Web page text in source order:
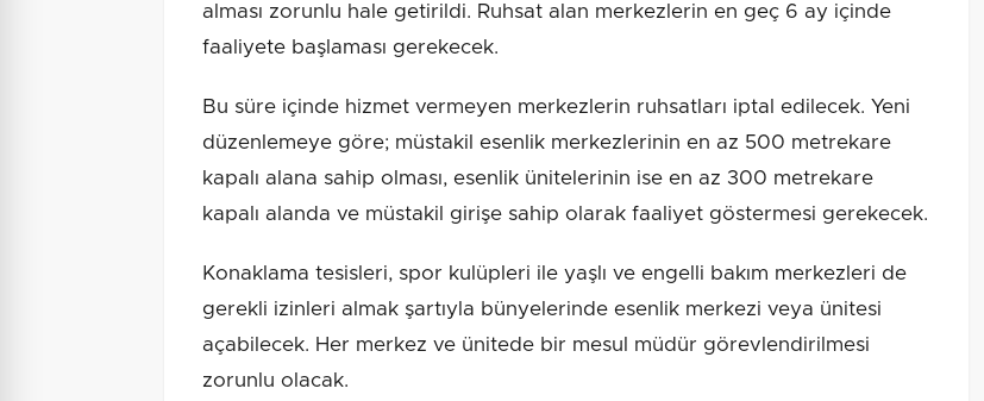
alması zorunlu hale getirildi. Ruhsat alan merkezlerin en geç 6 ay içinde
faaliyete başlaması gerekecek.
Bu süre içinde hizmet vermeyen merkezlerin ruhsatları iptal edilecek. Yeni
düzenlemeye göre; müstakil esenlik merkezlerinin en az 500 metrekare
kapalı alana sahip olması, esenlik ünitelerinin ise en az 300 metrekare
kapalı alanda ve müstakil girişe sahip olarak faaliyet göstermesi gerekecek.
Konaklama tesisleri, spor kulüpleri ile yaşlı ve engelli bakım merkezleri de
gerekli izinleri almak şartıyla bünyelerinde esenlik merkezi veya ünitesi
açabilecek. Her merkez ve ünitede bir mesul müdür görevlendirilmesi
zorunlu olacak.